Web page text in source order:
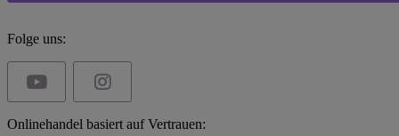
Folge uns:
Onlinehandel basiert auf Vertrauen: